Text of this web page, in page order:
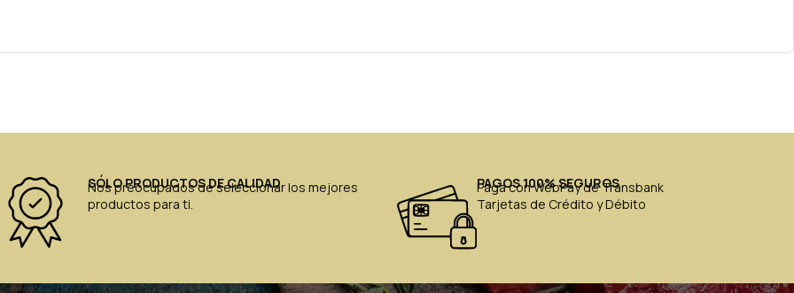
SÓLO PRODUCTOS DE CALIDAD
Nos preocupados de seleccionar los mejores
productos para ti.
PAGOS 100% SEGUROS
Paga con WebPay de Transbank
Tarjetas de Crédito y Débito